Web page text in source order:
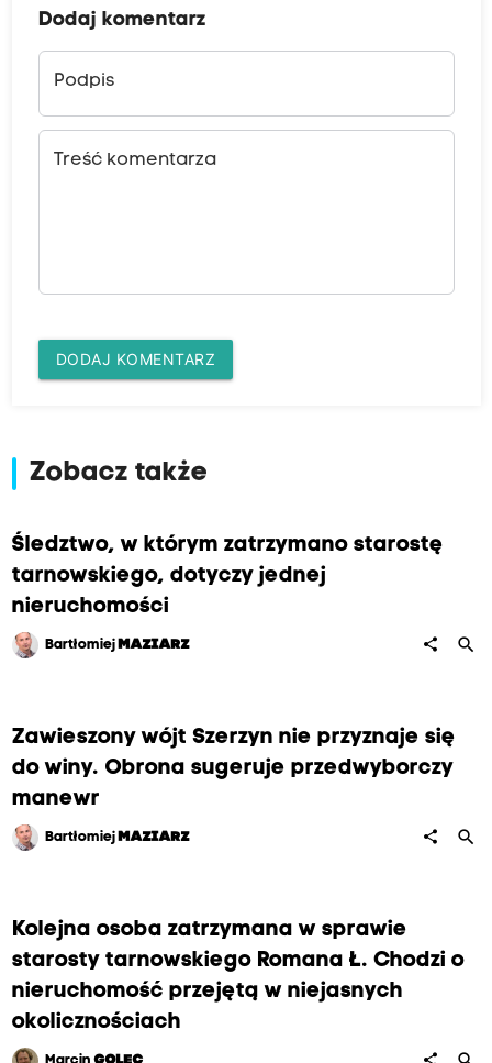
Dodaj komentarz
Podpis
Treść komentarza
DODAJ KOMENTARZ
Zobacz także
Śledztwo, w którym zatrzymano starostę
tarnowskiego, dotyczy jednej
nieruchomości
Bartłomiej MAZIARZ share search
Zawieszony wójt Szerzyn nie przyznaje się
do winy. Obrona sugeruje przedwyborczy
manewr
Bartłomiej MAZIARZ share search
Kolejna osoba zatrzymana w sprawie
starosty tarnowskiego Romana Ł. Chodzi o
nieruchomość przejętą w niejasnych
okolicznościach